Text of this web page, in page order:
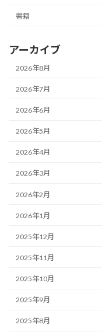
書籍
アーカイブ
2026年8月
2026年7月
2026年6月
2026年5月
2026年4月
2026年3月
2026年2月
2026年1月
2025年12月
2025年11月
2025年10月
2025年9月
2025年8月